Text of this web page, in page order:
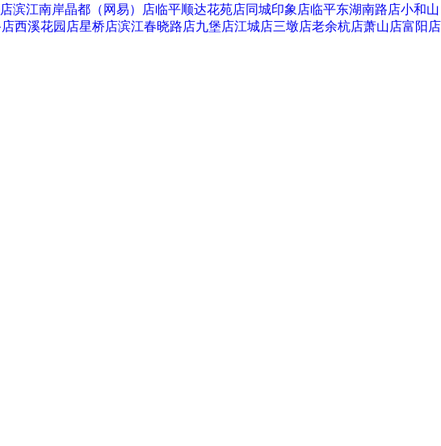
滨江南岸晶都（网易）店临平顺达花苑店同城印象店临平东湖南路店小和山
西溪花园店星桥店滨江春晓路店九堡店江城店三墩店老余杭店萧山店富阳店